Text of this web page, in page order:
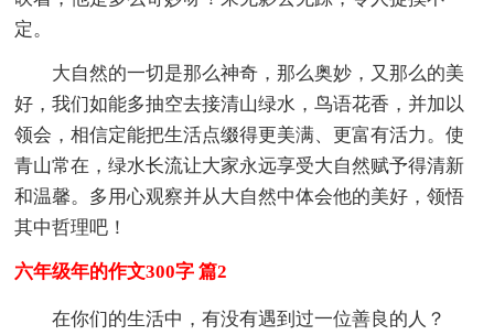
定。
大自然的一切是那么神奇，那么奥妙，又那么的美
好，我们如能多抽空去接清山绿水，鸟语花香，并加以
领会，相信定能把生活点缀得更美满、更富有活力。使
青山常在，绿水长流让大家永远享受大自然赋予得清新
和温馨。多用心观察并从大自然中体会他的美好，领悟
其中哲理吧！
六年级年的作文300字 篇2
在你们的生活中，有没有遇到过一位善良的人？